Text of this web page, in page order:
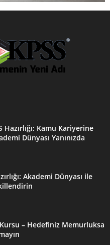
Hazırlığı: Kamu Kariyerine
Dünyası Yanınızda
Akademi Dünyası ile
– Hedefiniz Memurluksa